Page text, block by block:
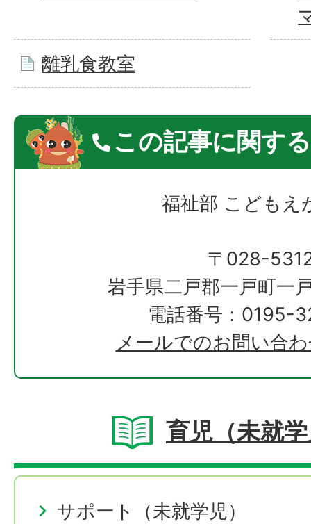
離乳食教室
この記事に関す
福祉部 こどもえ
〒028-
岩手県二戸郡一戸町一
電話番号：0195-
メールでのお問い合
育児（未就
サポート（未就学児）